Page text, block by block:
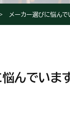
メーカー選びに悩んで
んでいま